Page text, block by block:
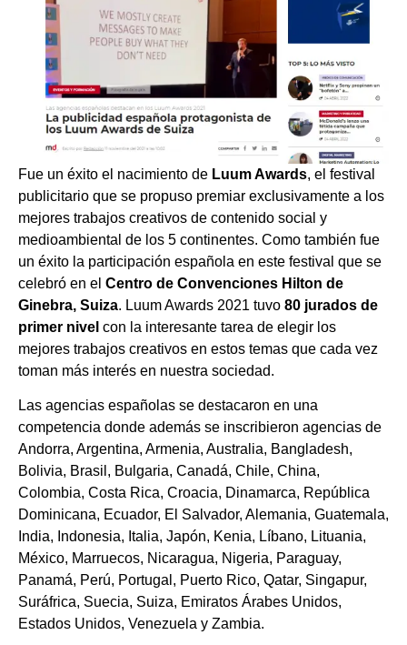
Fue un éxito el nacimiento de Luum Awards, el festival
publicitario que se propuso premiar exclusivamente a los
mejores trabajos creativos de contenido social y
medioambiental de los 5 continentes. Como también fue
un éxito la participación española en este festival que se
celebró en el Centro de Convenciones Hilton de
Ginebra, Suiza. Luum Awards 2021 tuvo 80 jurados de
primer nivel con la interesante tarea de elegir los
mejores trabajos creativos en estos temas que cada vez
toman más interés en nuestra sociedad.
Las agencias españolas se destacaron en una
competencia donde además se inscribieron agencias de
Andorra, Argentina, Armenia, Australia, Bangladesh,
Bolivia, Brasil, Bulgaria, Canadá, Chile, China,
Colombia, Costa Rica, Croacia, Dinamarca, República
Dominicana, Ecuador, El Salvador, Alemania, Guatemala,
India, Indonesia, Italia, Japón, Kenia, Líbano, Lituania,
México, Marruecos, Nicaragua, Nigeria, Paraguay,
Panamá, Perú, Portugal, Puerto Rico, Qatar, Singapur,
Suráfrica, Suecia, Suiza, Emiratos Árabes Unidos,
Estados Unidos, Venezuela y Zambia.